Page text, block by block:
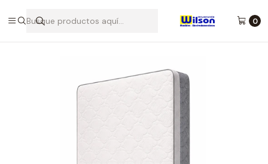
0
Buga, Rozo, Zarzal La Unión